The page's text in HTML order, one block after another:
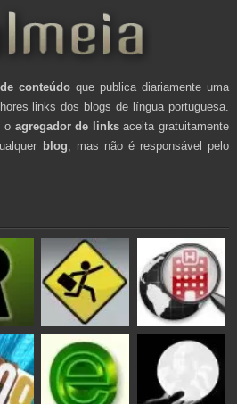
conteúdo que publica diariamente uma
links dos blogs de língua portuguesa.
o agregador de linksaceita gratuitamente
blog , mas não é responsável pelo